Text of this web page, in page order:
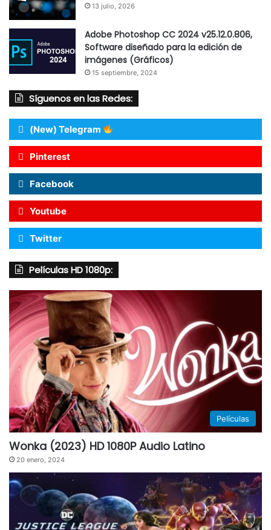
13 julio, 2026
Adobe Photoshop CC 2024 v25.12.0.806,
Software diseñado para la edición de
imágenes (Gráficos)
15 septiembre, 2024
Síguenos en las Redes:
(New) Telegram
Pinterest
Facebook
Youtube
Twitter
Películas HD 1080p:
Películas
Wonka (2023) HD 1080P Audio Latino
20 enero, 2024